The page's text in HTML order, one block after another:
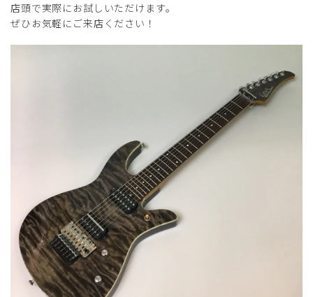
店頭で実際にお試しいただけます。
ぜひお気軽にご来店ください！